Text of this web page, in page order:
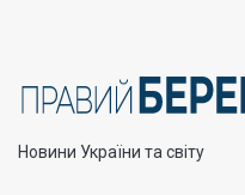
Новини України та світу